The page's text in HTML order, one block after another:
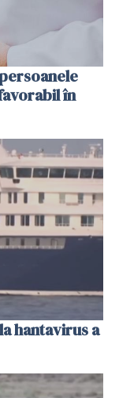
în
hantavirus a